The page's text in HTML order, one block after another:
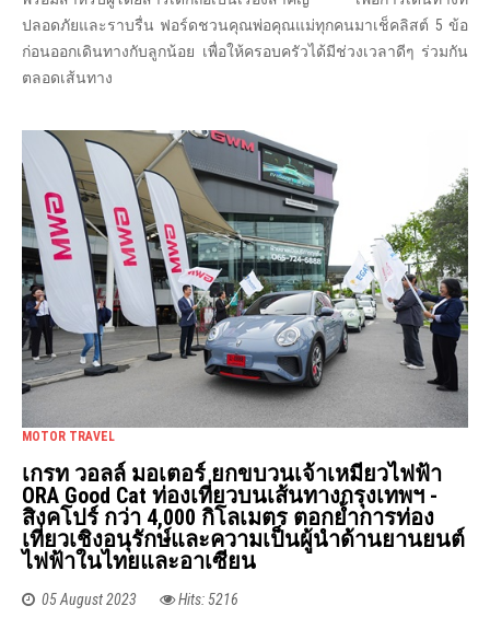
ปลอดภัยและราบรื่น ฟอร์ดชวนคุณพ่อคุณแม่ทุกคนมาเช็คลิสต์ 5 ข้อ
ก่อนออกเดินทางกับลูกน้อย เพื่อให้ครอบครัวได้มีช่วงเวลาดีๆ ร่วมกัน
ตลอดเส้นทาง
MOTOR TRAVEL
เกรท วอลล์ มอเตอร์ ยกขบวนเจ้าเหมียวไฟฟ้า
ORA Good Cat ท่องเที่ยวบนเส้นทางกรุงเทพฯ -
สิงคโปร์ กว่า 4,000 กิโลเมตร ตอกย้ำการท่อง
เที่ยวเชิงอนุรักษ์และความเป็นผู้นำด้านยานยนต์
ไฟฟ้าในไทยและอาเซียน
05 August 2023 Hits: 5216